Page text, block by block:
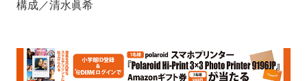
構成／清水眞希